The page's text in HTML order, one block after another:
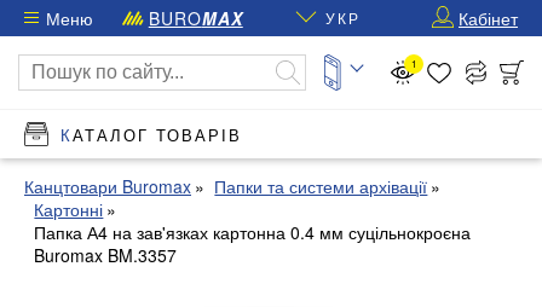
Меню BUROMAX УКР Кабінет
1
КАТАЛОГ ТОВАРІВ
Канцтовари Buromax
Папки та системи архівації
Картонні
Папка А4 на зав'язках картонна 0.4 мм суцільнокроєна
Buromax BM.3357